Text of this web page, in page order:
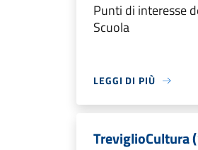
Punti di interesse
Scuola
LEGGI DI PIÙ
TreviglioCultura